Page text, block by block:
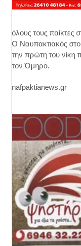
όλους τους παίκτες
Ο Ναυπακτιακός στο
την πρώτη του νίκη
τον Όμηρο.
nafpaktianews.gr